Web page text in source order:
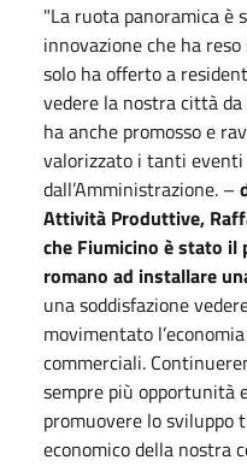
"La ruota panoramica è
innovazione che ha
solo ha offerto a
vedere la nostra città
ha anche promosso e
valorizzato i tanti
dall’Amministrazione. –
Attività Produttive,
che Fiumicino è stato
romano ad installare
una soddisfazione
movimentato
commerciali.
sempre più opportunità
promuovere lo sviluppo
economico della nostra